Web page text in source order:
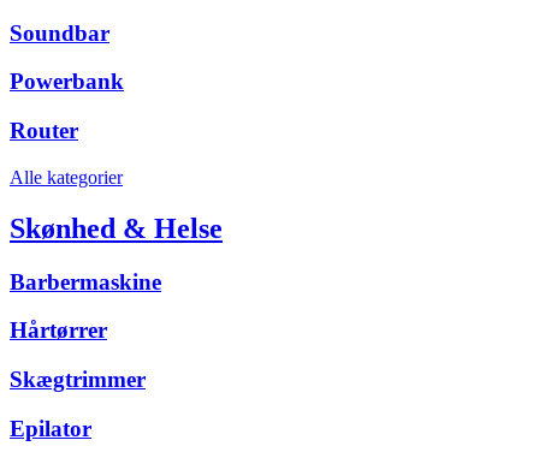
Soundbar
Powerbank
Router
Alle kategorier
Skønhed & Helse
Barbermaskine
Hårtørrer
Skægtrimmer
Epilator